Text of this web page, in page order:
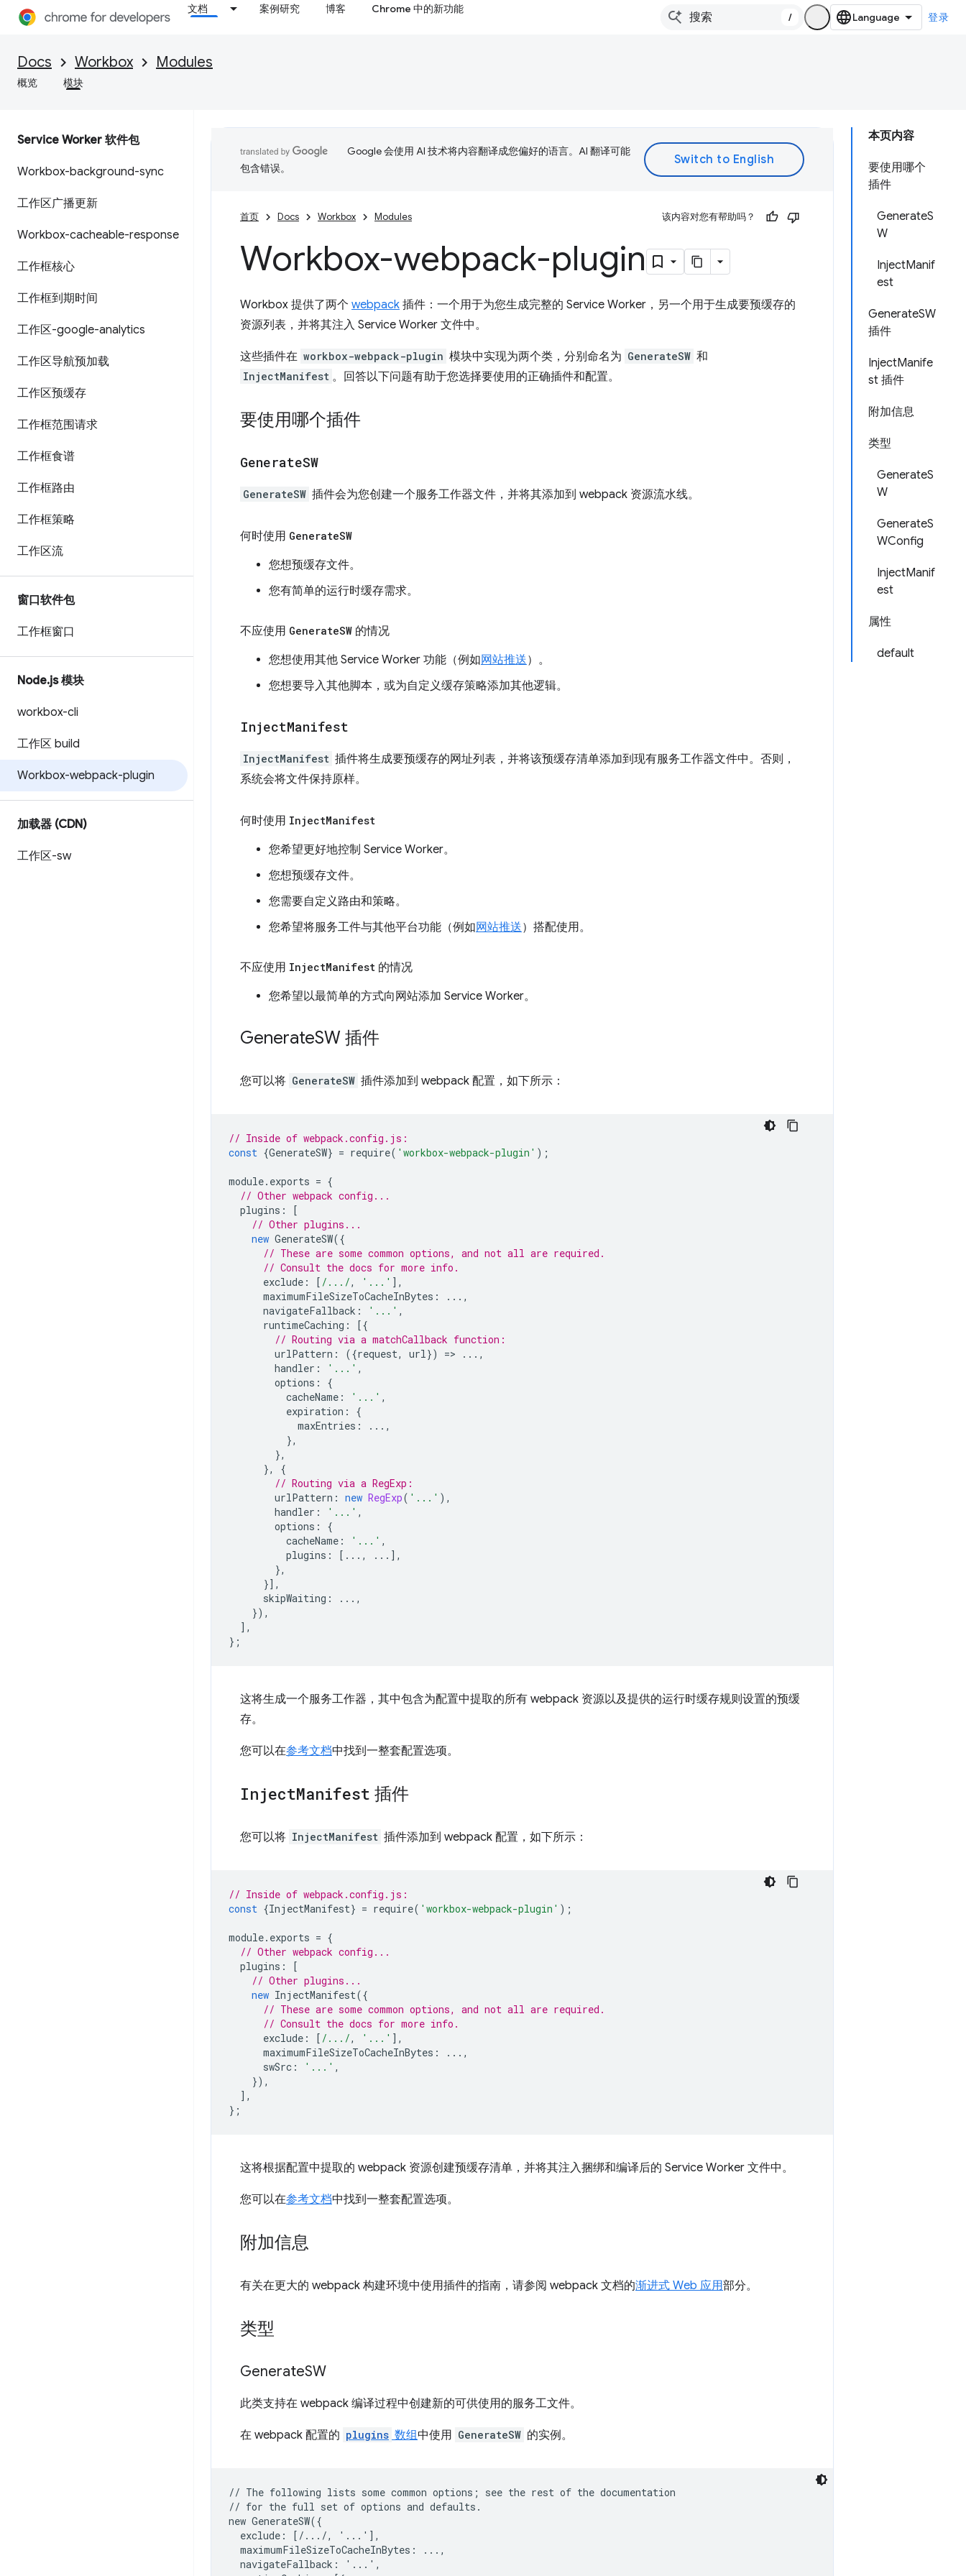
文档 案例研究 博客 Chrome 中的新功能
/ 登录
Docs Workbox Modules
概览 模块
Service Worker 软件包
Workbox-background-sync
工作区广播更新
Workbox-cacheable-response
工作框核心
工作框到期时间
工作区-google-analytics
工作区导航预加载
工作区预缓存
工作框范围请求
工作框食谱
工作框路由
工作框策略
工作区流
窗口软件包
工作框窗口
Node.js 模块
workbox-cli
工作区 build
Workbox-webpack-plugin
加载器 (CDN)
工作区-sw
本页内容
要使用哪个
插件
GenerateS
W
InjectManif
est
GenerateSW
插件
InjectManife
st 插件
附加信息
类型
GenerateS
W
GenerateS
WConfig
InjectManif
est
属性
default
Google 会使用 AI 技术将内容翻译成您偏好的语言。AI 翻译可能
包含错误。
首页 Docs Workbox Modules 该内容对您有帮助吗？
Workbox-webpack-plugin
Workbox 提供了两个 webpack 插件：一个用于为您生成完整的 Service Worker，另一个用于生成要预缓存的
资源列表，并将其注入 Service Worker 文件中。
这些插件在 workbox-webpack-plugin 模块中实现为两个类，分别命名为 GenerateSW 和
InjectManifest 。回答以下问题有助于您选择要使用的正确插件和配置。
要使用哪个插件
GenerateSW
GenerateSW 插件会为您创建一个服务工作器文件，并将其添加到 webpack 资源流水线。
何时使用 GenerateSW
您想预缓存文件。
您有简单的运行时缓存需求。
不应使用 GenerateSW 的情况
您想使用其他 Service Worker 功能（例如网站推送）。
您想要导入其他脚本，或为自定义缓存策略添加其他逻辑。
InjectManifest
InjectManifest 插件将生成要预缓存的网址列表，并将该预缓存清单添加到现有服务工作器文件中。否则，
系统会将文件保持原样。
何时使用 InjectManifest
您希望更好地控制 Service Worker。
您想预缓存文件。
您需要自定义路由和策略。
您希望将服务工件与其他平台功能（例如网站推送）搭配使用。
不应使用 InjectManifest 的情况
您希望以最简单的方式向网站添加 Service Worker。
GenerateSW 插件
您可以将 GenerateSW 插件添加到 webpack 配置，如下所示：
// Inside of webpack.config.js:
const {GenerateSW} = require( 'workbox-webpack-plugin' );
module. exports = {
// Other webpack config...
plugins :
[
// Other plugins...
new GenerateSW({
// These are some common options, and not all are required.
// Consult the docs for more info.
exclude : [ /.../, '...' ],
maximumFileSizeToCacheInBytes :
...,
navigateFallback : '...' ,
runtimeCaching :
[{
// Routing via a matchCallback function:
urlPattern : ({request, url}) =>
...,
handler : '...' ,
options :
{
cacheName : '...' ,
expiration :
{
maxEntries :
...,
},
},
},
{
// Routing via a RegExp:
urlPattern : new RegExp( '...' ),
handler : '...' ,
options :
{
cacheName : '...' ,
plugins : [...,
...],
},
}],
skipWaiting :
...,
}),
],
};
这将生成一个服务工作器，其中包含为配置中提取的所有 webpack 资源以及提供的运行时缓存规则设置的预缓
存。
您可以在参考文档中找到一整套配置选项。
InjectManifest 插件
您可以将 InjectManifest 插件添加到 webpack 配置，如下所示：
// Inside of webpack.config.js:
const {InjectManifest} = require( 'workbox-webpack-plugin' );
module. exports = {
// Other webpack config...
plugins :
[
// Other plugins...
new InjectManifest({
// These are some common options, and not all are required.
// Consult the docs for more info.
exclude : [ /.../, '...' ],
maximumFileSizeToCacheInBytes :
...,
swSrc : '...' ,
}),
],
};
这将根据配置中提取的 webpack 资源创建预缓存清单，并将其注入捆绑和编译后的 Service Worker 文件中。
您可以在参考文档中找到一整套配置选项。
附加信息
有关在更大的 webpack 构建环境中使用插件的指南，请参阅 webpack 文档的渐进式 Web 应用部分。
类型
GenerateSW
此类支持在 webpack 编译过程中创建新的可供使用的服务工文件。
在 webpack 配置的 plugins 数组中使用 GenerateSW 的实例。
// The following lists some common options; see the rest of the documentation
// for the full set of options and defaults.
new GenerateSW({
  exclude: [/.../, '...'],
  maximumFileSizeToCacheInBytes: ...,
  navigateFallback: '...',